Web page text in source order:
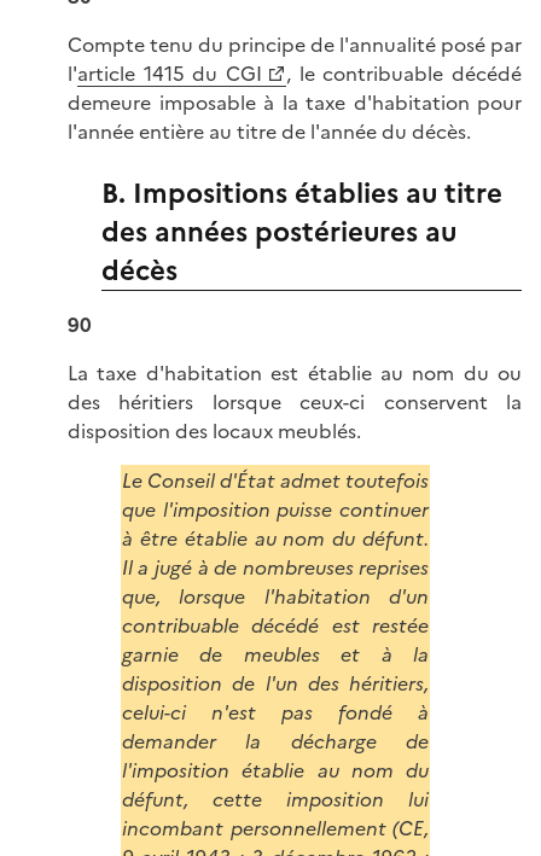
Compte tenu du principe de l'annualité posé par
l'article 1415 du CGI
, le contribuable décédé
demeure imposable à la taxe d'habitation pour
l'année entière au titre de l'année du décès.
B. Impositions établies au titre
des années postérieures au
décès
90
La taxe d'habitation est établie au nom du ou
des héritiers lorsque ceux-ci conservent la
disposition des locaux meublés.
Le Conseil d'État admet toutefois
que l'imposition puisse continuer
à être établie au nom du défunt.
Il a jugé à de nombreuses reprises
que, lorsque l'habitation d'un
contribuable décédé est restée
garnie de meubles et à la
disposition de l'un des héritiers,
celui-ci n'est pas fondé à
demander la décharge de
l'imposition établie au nom du
défunt, cette imposition lui
incombant personnellement (CE,